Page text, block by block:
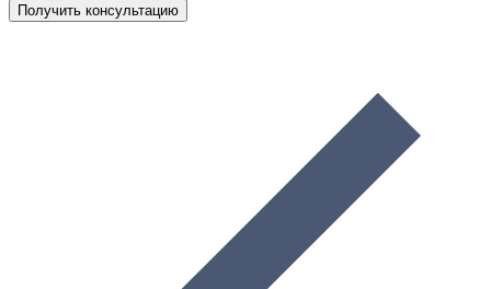
Получить консультацию